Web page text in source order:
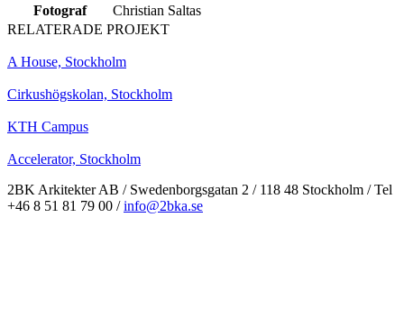
Fotograf
Christian Saltas
RELATERADE PROJEKT
A House, Stockholm
Cirkushögskolan, Stockholm
KTH Campus
Accelerator, Stockholm
2BK Arkitekter AB / Swedenborgsgatan 2 / 118 48 Stockholm / Tel
+46 8 51 81 79 00 /info@2bka.se